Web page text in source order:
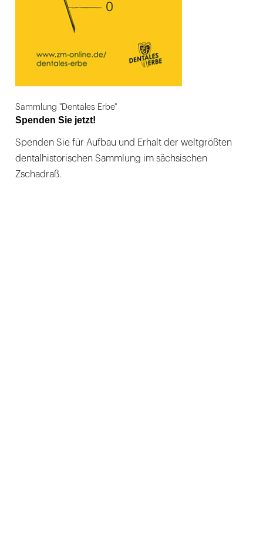
Sammlung "Dentales Erbe"
Spenden Sie jetzt!
Spenden Sie für Aufbau und Erhalt der weltgrößten
dentalhistorischen Sammlung im sächsischen
Zschadraß.